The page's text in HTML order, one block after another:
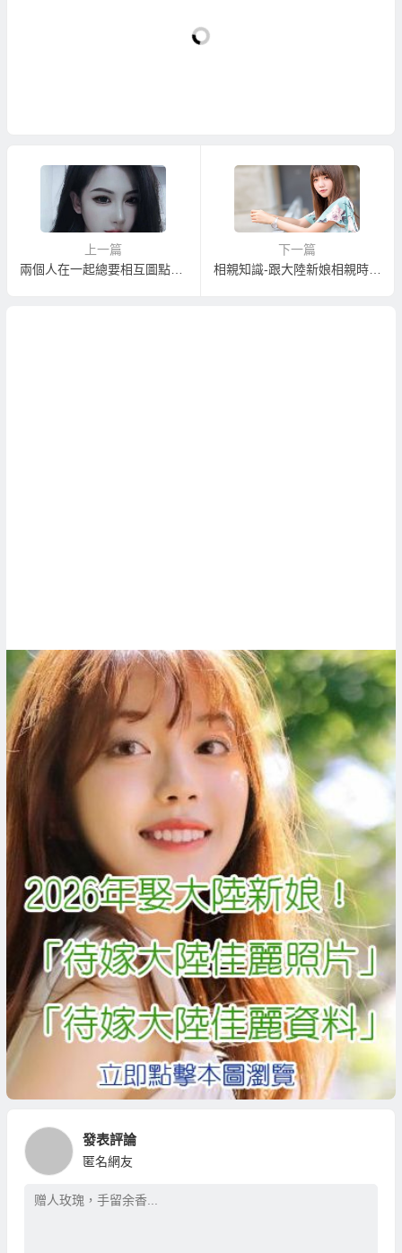
上一篇
兩個人在一起總要相互圖點什麼
下一篇
相親知識-跟大陸新娘相親時該聊些什麼？
發表評論
匿名網友